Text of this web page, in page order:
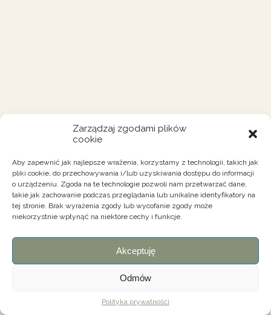
Zarządzaj zgodami plików
cookie
Aby zapewnić jak najlepsze wrażenia, korzystamy z technologii, takich jak
pliki cookie, do przechowywania i/lub uzyskiwania dostępu do informacji
o urządzeniu. Zgoda na te technologie pozwoli nam przetwarzać dane,
takie jak zachowanie podczas przeglądania lub unikalne identyfikatory na
tej stronie. Brak wyrażenia zgody lub wycofanie zgody może
niekorzystnie wpłynąć na niektóre cechy i funkcje.
Akceptuję
Odmów
Polityka prywatności